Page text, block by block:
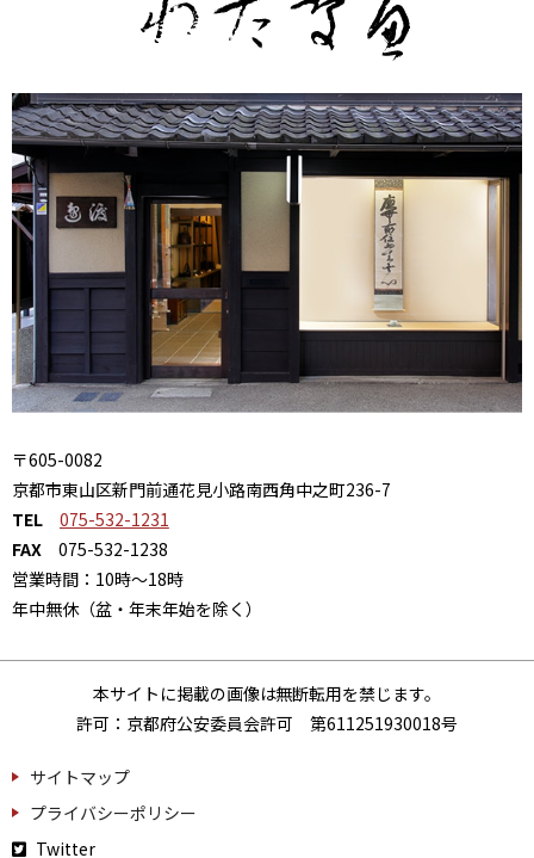
〒605-0082
京都市東山区新門前通花見小路南西角中之町236-7
TEL
075-532-1231
FAX075-532-1238
営業時間：10時～18時
年中無休（盆・年末年始を除く）
本サイトに掲載の画像は無断転用を禁じます。
許可：京都府公安委員会許可 第611251930018号
サイトマップ
プライバシーポリシー
Twitter